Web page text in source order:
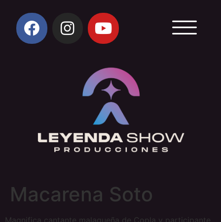
Macarena Soto
Magnifica cantante malagueña de Copla y participante